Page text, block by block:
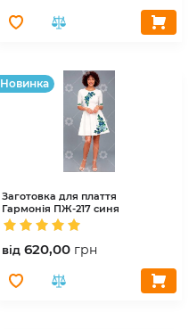
Hовинка
Заготовка для плаття
Гармонія ПЖ-217 синя
вiд 620,00 грн